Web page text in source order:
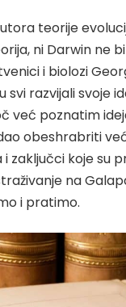
teorije
ni Darwin ne
i biolozi
razvijali svoje
već poznatim
obeshrabriti
zaključci koje su
na
i pratimo.